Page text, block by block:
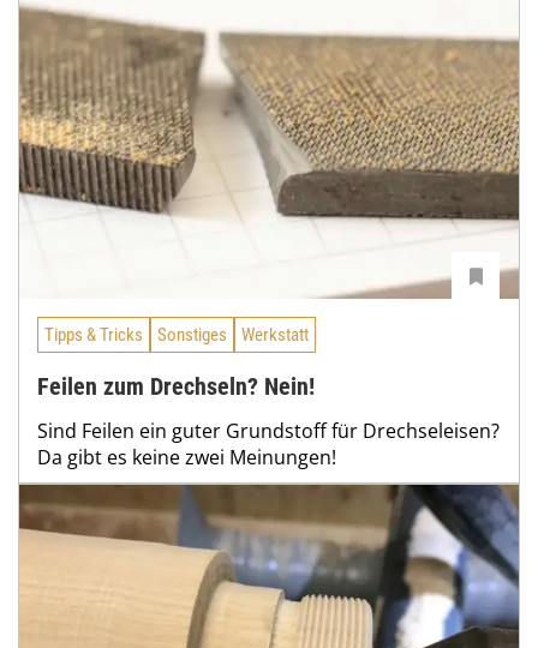
Tipps & Tricks Sonstiges Werkstatt
Feilen zum Drechseln? Nein!
Sind Feilen ein guter Grundstoff für Drechseleisen?
Da gibt es keine zwei Meinungen!